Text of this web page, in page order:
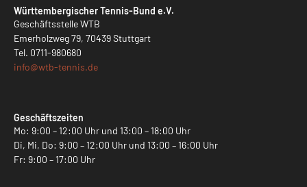
Württembergischer Tennis-Bund e.V.
Geschäftsstelle WTB
Emerholzweg 79, 70439 Stuttgart
Tel. 0711-980680
info@wtb-tennis.de
Geschäftszeiten
Mo: 9:00 – 12:00 Uhr und 13:00 – 18:00 Uhr
Di, Mi, Do: 9:00 – 12:00 Uhr und 13:00 – 16:00 Uhr
Fr: 9:00 – 17:00 Uhr